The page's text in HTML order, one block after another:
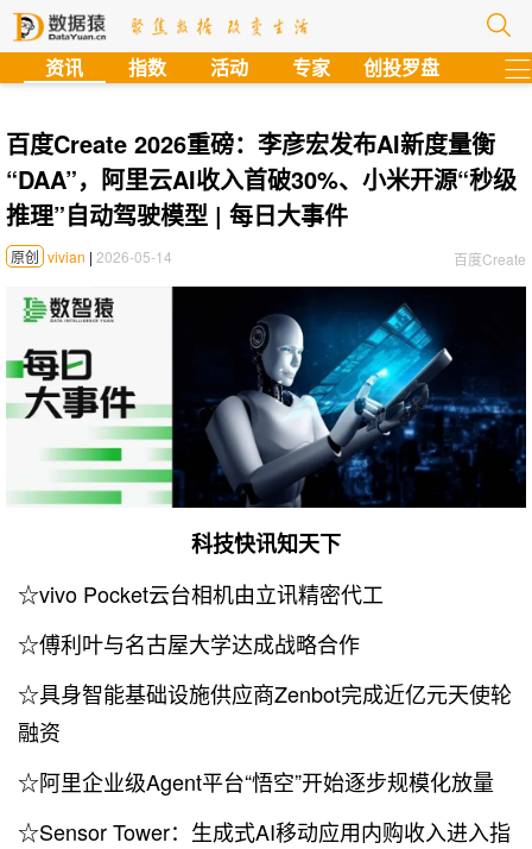
资讯 指数 活动 专家 创投罗盘
百度Create 2026重磅：李彦宏发布AI新度量衡
“DAA”，阿里云AI收入首破30%、小米开源“秒级
推理”自动驾驶模型 | 每日大事件
百度Create
原创 vivian | 2026-05-14
科技快讯知天下
☆vivo Pocket云台相机由立讯精密代工
☆傅利叶与名古屋大学达成战略合作
☆具身智能基础设施供应商Zenbot完成近亿元天使轮
融资
☆阿里企业级Agent平台“悟空”开始逐步规模化放量
☆Sensor Tower：生成式AI移动应用内购收入进入指